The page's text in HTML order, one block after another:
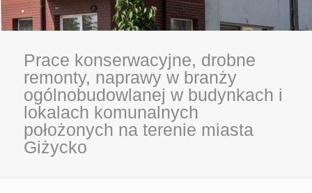
Prace konserwacyjne, drobne
remonty, naprawy w branży
ogólnobudowlanej w budynkach i
lokalach komunalnych
położonych na terenie miasta
Giżycko